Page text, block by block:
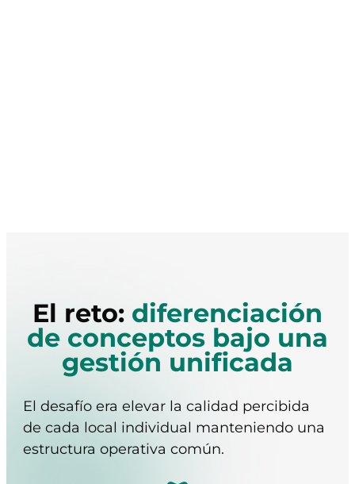
El reto: diferenciación
de conceptos bajo una
gestión unificada
El desafíoera elevar la calidad percibida
de cada local individual manteniendo una
estructura operativa común.